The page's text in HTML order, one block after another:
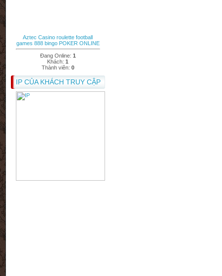
Aztec Casino roulette football
games 888 bingo POKER ONLINE
Đang Online: 1
Khách:1
Thành viên: 0
IP CỦA KHÁCH TRUY CẬP